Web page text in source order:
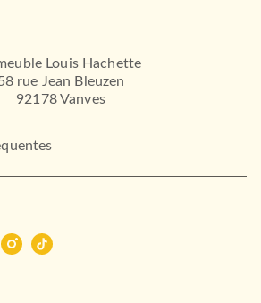
Louis Hachette
rue Jean Bleuzen
92178 Vanves